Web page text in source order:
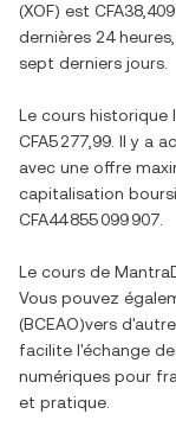
(XOF) est
dernières 24
sept derniers jours.
Le cours historique
CFA5 277,99 . Il y a
avec une offre
capitalisation
CFA44 855 099 907
Le cours de
Vous pouvez
(BCEAO)vers
facilite l'échange de
numériques pour
et pratique.